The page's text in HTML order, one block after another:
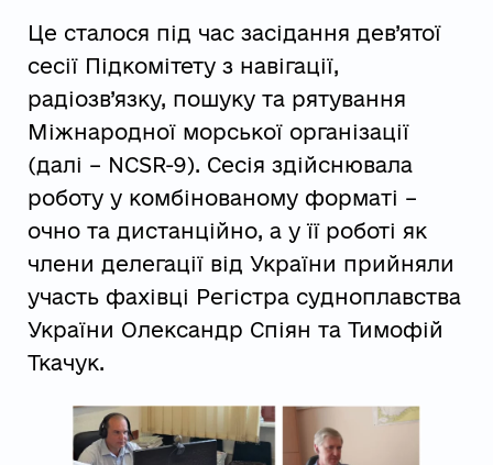
Це сталося під час засідання дев’ятої
сесії Підкомітету з навігації,
радіозв’язку, пошуку та рятування
Міжнародної морської організації
(далі – NCSR-9). Сесія здійснювала
роботу у комбінованому форматі –
очно та дистанційно, а у її роботі як
члени делегації від України прийняли
участь фахівці Регістра судноплавства
України Олександр Спіян та Тимофій
Ткачук.